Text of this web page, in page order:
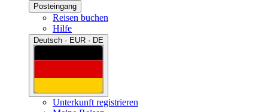
Posteingang
Reisen buchen
Hilfe
Deutsch · EUR · DE
Unterkunft registrieren